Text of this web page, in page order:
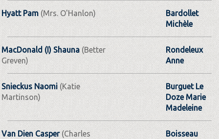
Hyatt Pam(Mrs. O'Hanlon)
Bardollet
Michèle
MacDonald (I) Shauna(Better
Greven)
Rondeleux
Anne
Snieckus Naomi (Katie
Martinson)
Burguet Le
Doze Marie
Madeleine
Van Dien Casper(Charles Boisseau